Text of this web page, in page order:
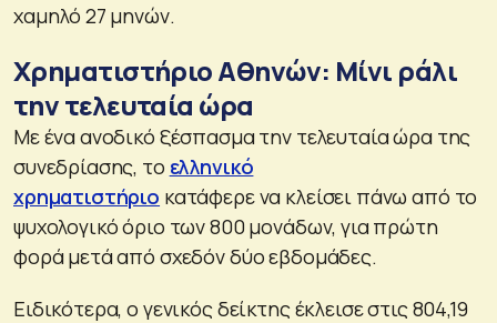
χαμηλό 27 μηνών.
Χρηματιστήριο Αθηνών: Μίνι ράλι
την τελευταία ώρα
Με ένα ανοδικό ξέσπασμα την τελευταία ώρα της
συνεδρίασης, το ελληνικό
χρηματιστήριο κατάφερε να κλείσει πάνω από το
ψυχολογικό όριο των 800 μονάδων, για πρώτη
φορά μετά από σχεδόν δύο εβδομάδες.
Ειδικότερα, ο γενικός δείκτης έκλεισε στις 804,19